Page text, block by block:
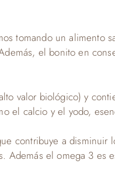
tomando un alimento
el bonito en
valor biológico) y
el calcio y el yodo,
contribuye a
Además el omega 3